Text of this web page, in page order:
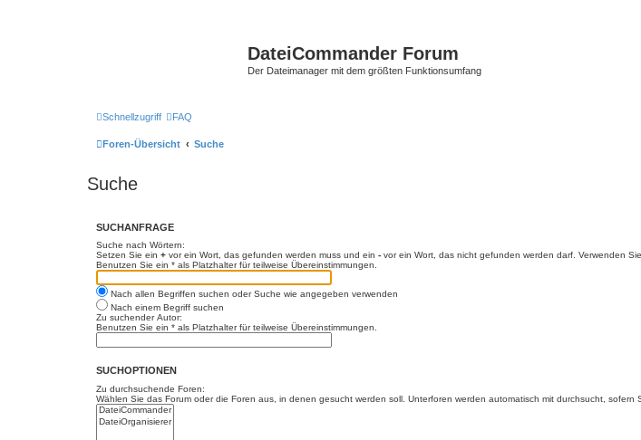
DateiCommander Forum
Der Dateimanager mit dem größten Funktionsumfang
Schnellzugriff FAQ
Foren-Übersicht Suche
Suche
SUCHANFRAGE
Suche nach Wörtern:
Setzen Sie ein + vor ein Wort, das gefunden werden muss und ein - vor ein Wort, das nicht gefunden werden darf. Verwenden
Benutzen Sie ein * als Platzhalter für teilweise Übereinstimmungen.
Nach allen Begriffen suchen oder Suche wie angegeben verwenden
Nach einem Begriff suchen
Zu suchender Autor:
Benutzen Sie ein * als Platzhalter für teilweise Übereinstimmungen.
SUCHOPTIONEN
Zu durchsuchende Foren:
Wählen Sie das Forum oder die Foren aus, in denen gesucht werden soll. Unterforen werden automatisch mit durchsucht, sofern